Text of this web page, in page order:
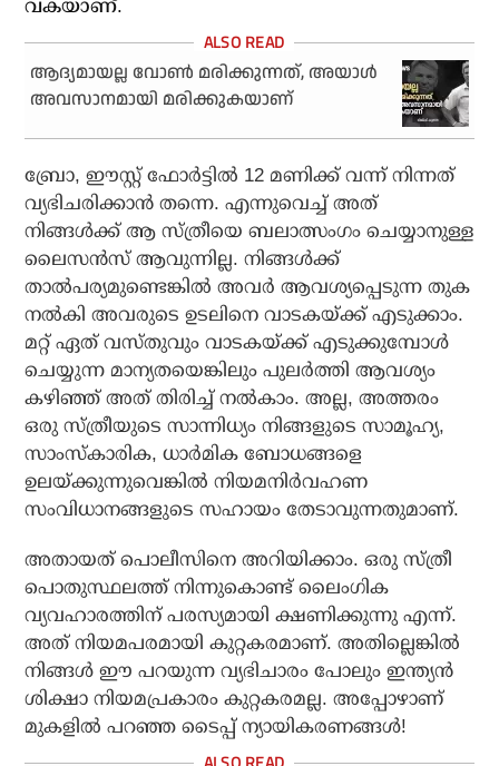
വകയാണ്.
ആദ്യമായല്ല വോണ്‍ മരിക്കുന്നത്, അയാള്‍
അവസാനമായി മരിക്കുകയാണ്
ബ്രോ, ഈസ്റ്റ് ഫോര്‍ട്ടില്‍ 12 മണിക്ക് വന്ന് നിന്നത്
വ്യഭിചരിക്കാന്‍ തന്നെ. എന്നുവെച്ച് അത്
നിങ്ങള്‍ക്ക് ആ സ്ത്രീയെ ബലാത്സംഗം ചെയ്യാനുള്ള
ലൈസന്‍സ് ആവുന്നില്ല. നിങ്ങള്‍ക്ക്
താല്‍പര്യമുണ്ടെങ്കില്‍ അവര്‍ ആവശ്യപ്പെടുന്ന തുക
നല്‍കി അവരുടെ ഉടലിനെ വാടകയ്ക്ക് എടുക്കാം.
മറ്റ് ഏത് വസ്തുവും വാടകയ്ക്ക് എടുക്കുമ്പോള്‍
ചെയ്യുന്ന മാന്യതയെങ്കിലും പുലര്‍ത്തി ആവശ്യം
കഴിഞ്ഞ് അത് തിരിച്ച് നല്‍കാം. അല്ല, അത്തരം
ഒരു സ്ത്രീയുടെ സാന്നിധ്യം നിങ്ങളുടെ സാമൂഹ്യ,
സാംസ്‌കാരിക, ധാര്‍മിക ബോധങ്ങളെ
ഉലയ്ക്കുന്നുവെങ്കില്‍ നിയമനിര്‍വഹണ
സംവിധാനങ്ങളുടെ സഹായം തേടാവുന്നതുമാണ്.
അതായത് പൊലീസിനെ അറിയിക്കാം. ഒരു സ്ത്രീ
പൊതുസ്ഥലത്ത് നിന്നുകൊണ്ട് ലൈംഗിക
വ്യവഹാരത്തിന് പരസ്യമായി ക്ഷണിക്കുന്നു എന്ന്.
അത് നിയമപരമായി കുറ്റകരമാണ്. അതില്ലെങ്കില്‍
നിങ്ങള്‍ ഈ പറയുന്ന വ്യഭിചാരം പോലും ഇന്ത്യന്‍
ശിക്ഷാ നിയമപ്രകാരം കുറ്റകരമല്ല. അപ്പോഴാണ്
മുകളില്‍ പറഞ്ഞ ടൈപ്പ് ന്യായികരണങ്ങള്‍!